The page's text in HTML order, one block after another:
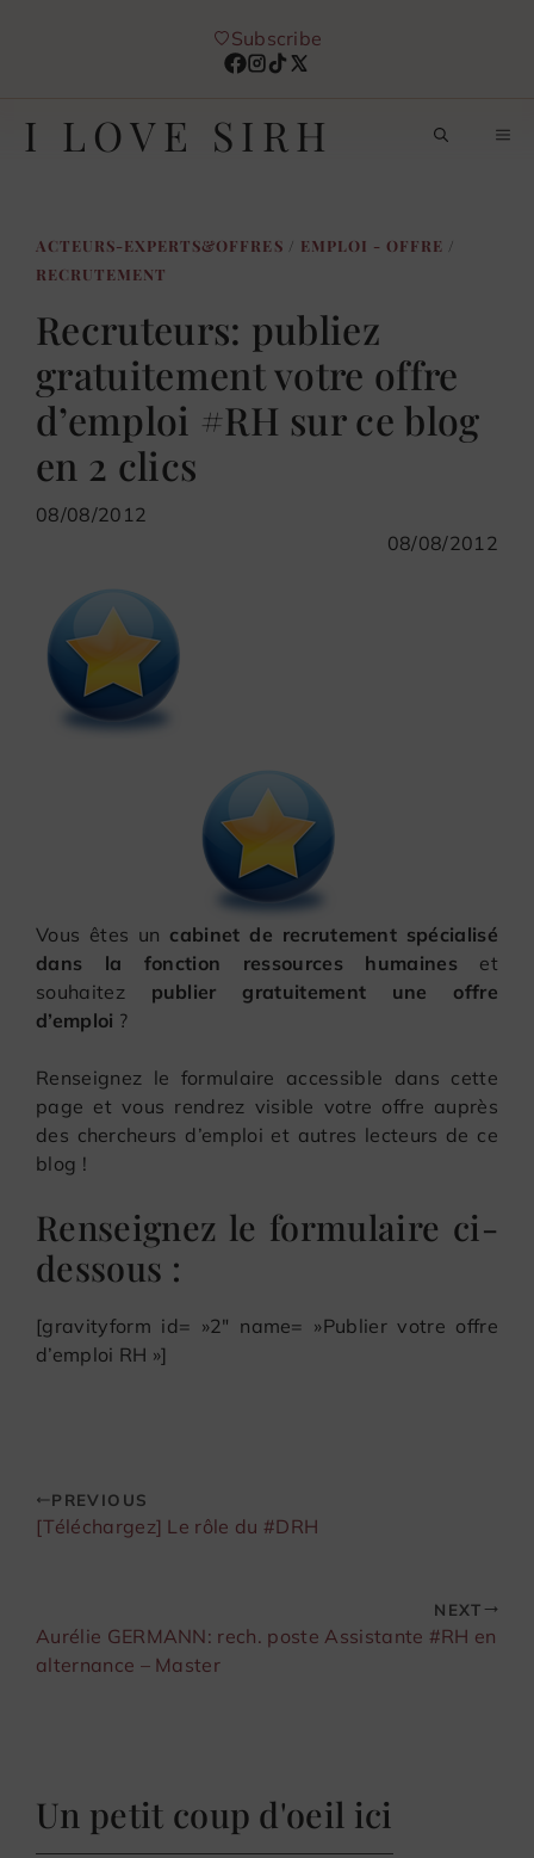
Subscribe
I LOVE SIRH
ACTEURS-EXPERTS&OFFRES / EMPLOI - OFFRE /
RECRUTEMENT
Recruteurs: publiez
gratuitement votre offre
d’emploi #RH sur ce blog
en 2 clics
08/08/2012
08/08/2012
Vous êtes un cabinet de recrutement spécialisé
dans la fonction ressources humaines et
souhaitez publier gratuitement une offre
d’emploi ?
Renseignez le formulaire accessible dans cette
page et vous rendrez visible votre offre auprès
des chercheurs d’emploi et autres lecteurs de ce
blog !
Renseignez le formulaire ci-
dessous :
[gravityform id= »2″ name= »Publier votre offre
d’emploi RH »]
PREVIOUS
[Téléchargez] Le rôle du #DRH
NEXT
Aurélie GERMANN: rech. poste Assistante #RH en
alternance – Master
Un petit coup d'oeil ici